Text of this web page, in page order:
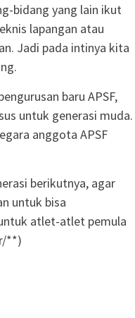
bidang yang lain ikut
lapangan atau
Jadi pada intinya kita
baru APSF,
untuk generasi muda.
anggota APSF
berikutnya, agar
untuk bisa
atlet-atlet pemula
**)